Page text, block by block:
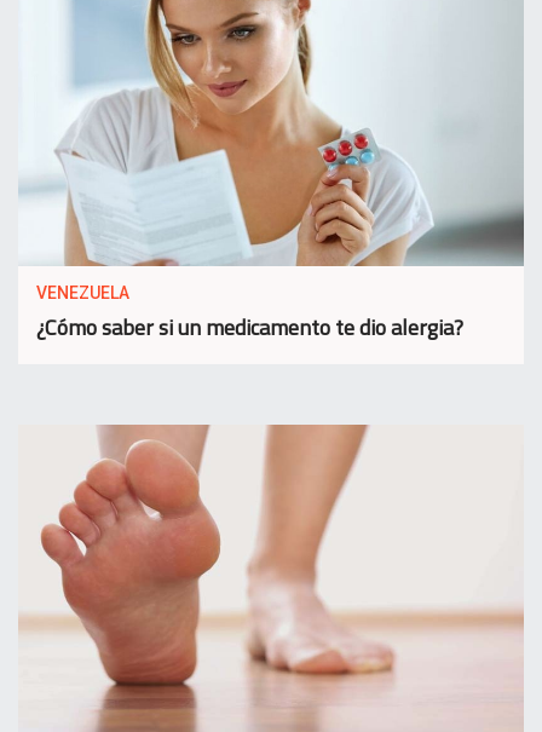
VENEZUELA
¿Cómo saber si un medicamento te dio alergia?